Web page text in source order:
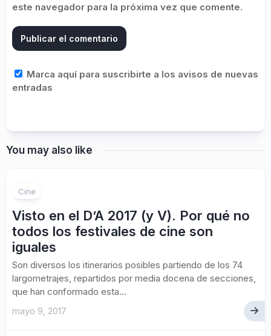
este navegador para la próxima vez que comente.
Marca aquí para suscribirte a los avisos de nuevas
entradas
You may also like
Cine
Visto en el D’A 2017 (y V). Por qué no
todos los festivales de cine son
iguales
Son diversos los itinerarios posibles partiendo de los 74
largometrajes, repartidos por media docena de secciones,
que han conformado esta...
mayo 9, 2017